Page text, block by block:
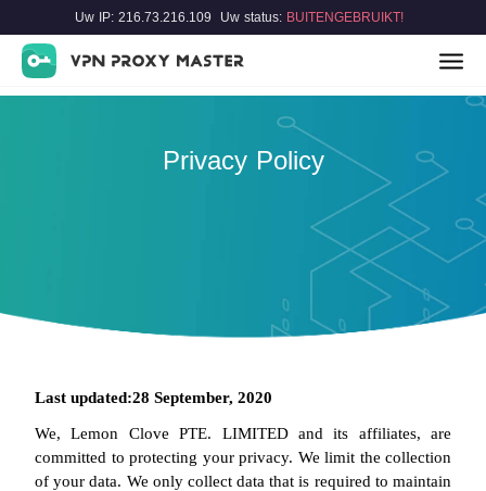
Uw IP: 216.73.216.109 Uw status: BUITENGEBRUIKT!
Privacy Policy